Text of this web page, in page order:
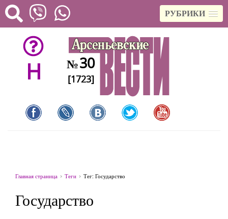
РУБРИКИ
H №30
[1723]
Главная страница Теги Тег: Государство
Государство